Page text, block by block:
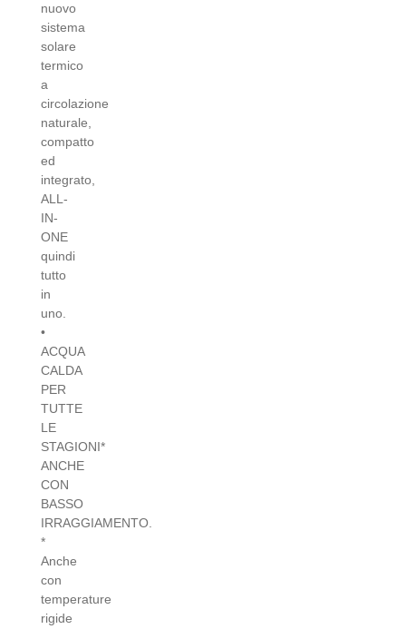
nuovo
sistema
solare
termico
a
circolazione
naturale,
compatto
ed
integrato,
ALL-
IN-
ONE
quindi
tutto
in
uno.
•
ACQUA
CALDA
PER
TUTTE
LE
STAGIONI*
ANCHE
CON
BASSO
IRRAGGIAMENTO.
*
Anche
con
temperature
rigide